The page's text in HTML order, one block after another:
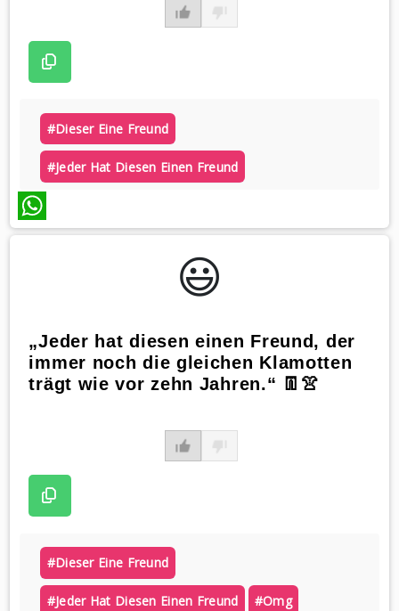
#dieser Eine Freund
#jeder Hat Diesen Einen Freund
WhatsApp
😃️
„Jeder hat diesen einen Freund, der
immer noch die gleichen Klamotten
trägt wie vor zehn Jahren.“ 👖👚
#dieser Eine Freund
#jeder Hat Diesen Einen Freund #omg